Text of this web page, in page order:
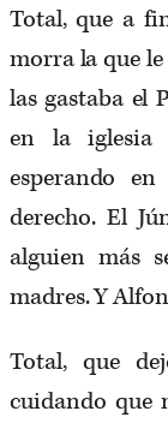
Total, que a
morra la que le
las gastaba el
en la iglesia
esperando
derecho. El
alguien más
madres. Y
Total, que
cuidando que